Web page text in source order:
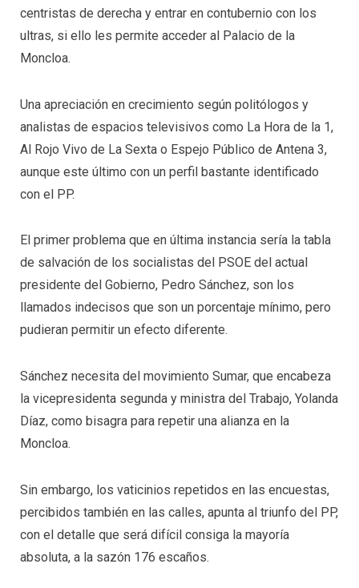
centristas de derecha y entrar en contubernio con los
ultras, si ello les permite acceder al Palacio de la
Moncloa.
Una apreciación en crecimiento según politólogos y
analistas de espacios televisivos como La Hora de la 1,
Al Rojo Vivo de La Sexta o Espejo Público de Antena 3,
aunque este último con un perfil bastante identificado
con el PP.
El primer problema que en última instancia sería la tabla
de salvación de los socialistas del PSOE del actual
presidente del Gobierno, Pedro Sánchez, son los
llamados indecisos que son un porcentaje mínimo, pero
pudieran permitir un efecto diferente.
Sánchez necesita del movimiento Sumar, que encabeza
la vicepresidenta segunda y ministra del Trabajo, Yolanda
Díaz, como bisagra para repetir una alianza en la
Moncloa.
Sin embargo, los vaticinios repetidos en las encuestas,
percibidos también en las calles, apunta al triunfo del PP,
con el detalle que será difícil consiga la mayoría
absoluta, a la sazón 176 escaños.